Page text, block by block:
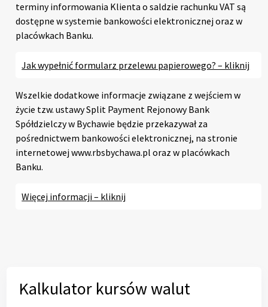
terminy informowania Klienta o saldzie rachunku VAT są
dostępne w systemie bankowości elektronicznej oraz w
placówkach Banku.
Jak wypełnić formularz przelewu papierowego? – kliknij
Wszelkie dodatkowe informacje związane z wejściem w
życie tzw. ustawy Split Payment Rejonowy Bank
Spółdzielczy w Bychawie będzie przekazywał za
pośrednictwem bankowości elektronicznej, na stronie
internetowej www.rbsbychawa.pl oraz w placówkach
Banku.
Więcej informacji – kliknij
Kalkulator kursów walut